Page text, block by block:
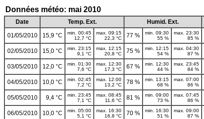
Données météo: mai 2010
Date Temp. Ext. Humid. Ext.
01/05/2010
15,9 °C
min. 00:45
12,7 °C
max. 09:15
22,3 °C
77 %
min. 09:30
55 %
max. 23:30
85 %
02/05/2010 15,0 °C
min. 23:15
9,1 °C
max. 12:15
20,8 °C
75 %
min. 12:15
54 %
max. 04:30
87 %
03/05/2010 12,0 °C
min. 01:30
7,6 °C
max. 12:30
17,3 °C
67 %
min. 12:30
44 %
max. 23:45
84 %
04/05/2010 10,0 °C
min. 02:45
7,2 °C
max. 12:00
13,2 °C
78 %
min. 13:15
68 %
max. 07:00
86 %
05/05/2010 9,4 °C
min. 23:45
7,1 °C
max. 08:45
11,6 °C
81 %
min. 09:00
73 %
max. 07:45
86 %
06/05/2010 10,0 °C
min. 05:00
5,1 °C
max. 16:30
16,8 °C
70 %
min. 16:30
51 %
max. 09:00
87 %